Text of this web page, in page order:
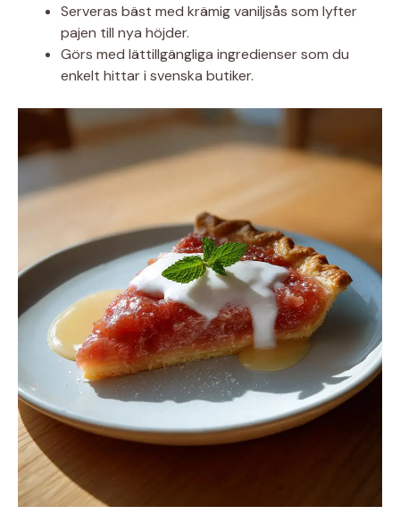
Serveras bäst med krämig vaniljsås som lyfter
pajen till nya höjder.
Görs med lättillgängliga ingredienser som du
enkelt hittar i svenska butiker.